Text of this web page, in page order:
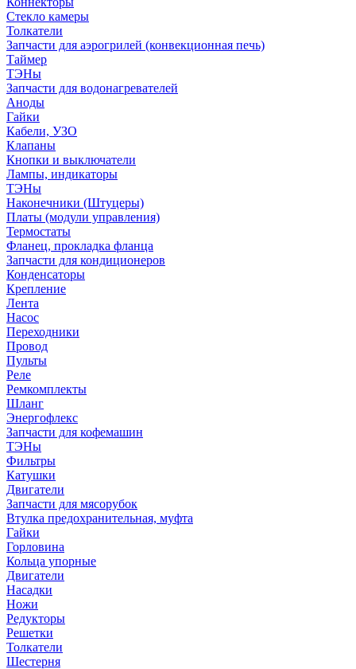
Стекло камеры
Толкатели
Запчасти для аэрогрилей (конвекционная печь)
Таймер
ТЭНы
Запчасти для водонагревателей
Аноды
Гайки
Кабели, УЗО
Клапаны
Кнопки и выключатели
Лампы, индикаторы
ТЭНы
Наконечники (Штуцеры)
Платы (модули управления)
Термостаты
Фланец, прокладка фланца
Запчасти для кондиционеров
Конденсаторы
Крепление
Лента
Насос
Переходники
Провод
Пульты
Реле
Ремкомплекты
Шланг
Энергофлекс
Запчасти для кофемашин
ТЭНы
Фильтры
Катушки
Двигатели
Запчасти для мясорубок
Втулка предохранительная, муфта
Гайки
Горловина
Кольца упорные
Двигатели
Насадки
Ножи
Редукторы
Решетки
Толкатели
Шестерня